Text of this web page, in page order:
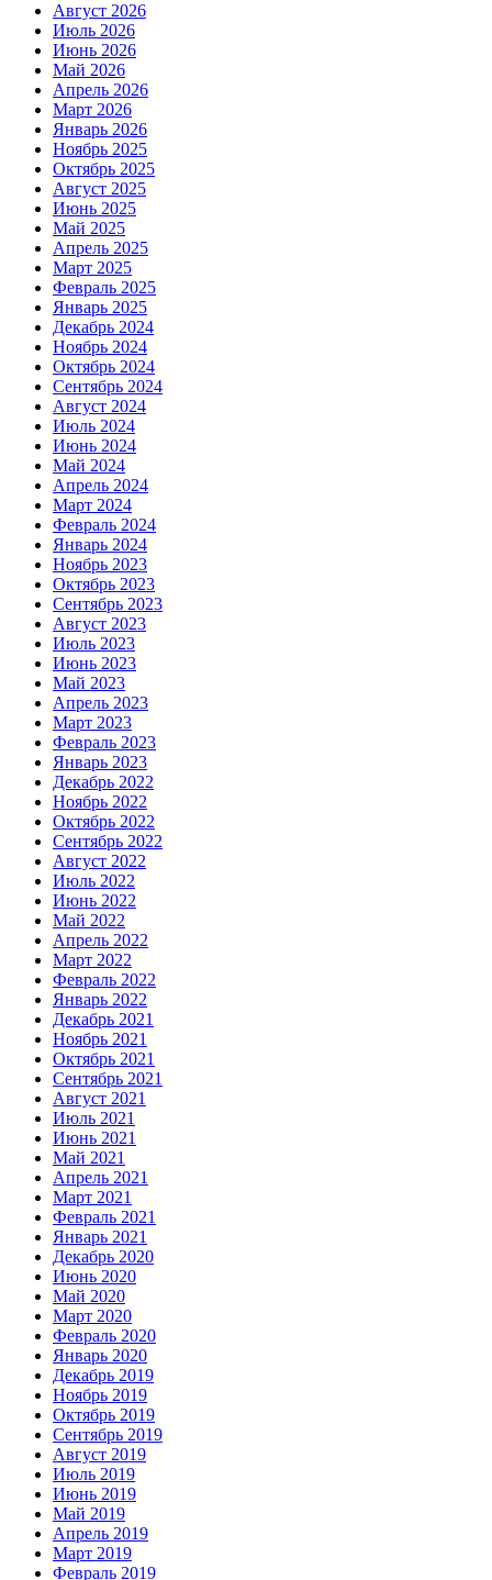
Август 2026
Июль 2026
Июнь 2026
Май 2026
Апрель 2026
Март 2026
Январь 2026
Ноябрь 2025
Октябрь 2025
Август 2025
Июнь 2025
Май 2025
Апрель 2025
Март 2025
Февраль 2025
Январь 2025
Декабрь 2024
Ноябрь 2024
Октябрь 2024
Сентябрь 2024
Август 2024
Июль 2024
Июнь 2024
Май 2024
Апрель 2024
Март 2024
Февраль 2024
Январь 2024
Ноябрь 2023
Октябрь 2023
Сентябрь 2023
Август 2023
Июль 2023
Июнь 2023
Май 2023
Апрель 2023
Март 2023
Февраль 2023
Январь 2023
Декабрь 2022
Ноябрь 2022
Октябрь 2022
Сентябрь 2022
Август 2022
Июль 2022
Июнь 2022
Май 2022
Апрель 2022
Март 2022
Февраль 2022
Январь 2022
Декабрь 2021
Ноябрь 2021
Октябрь 2021
Сентябрь 2021
Август 2021
Июль 2021
Июнь 2021
Май 2021
Апрель 2021
Март 2021
Февраль 2021
Январь 2021
Декабрь 2020
Июнь 2020
Май 2020
Март 2020
Февраль 2020
Январь 2020
Декабрь 2019
Ноябрь 2019
Октябрь 2019
Сентябрь 2019
Август 2019
Июль 2019
Июнь 2019
Май 2019
Апрель 2019
Март 2019
Февраль 2019